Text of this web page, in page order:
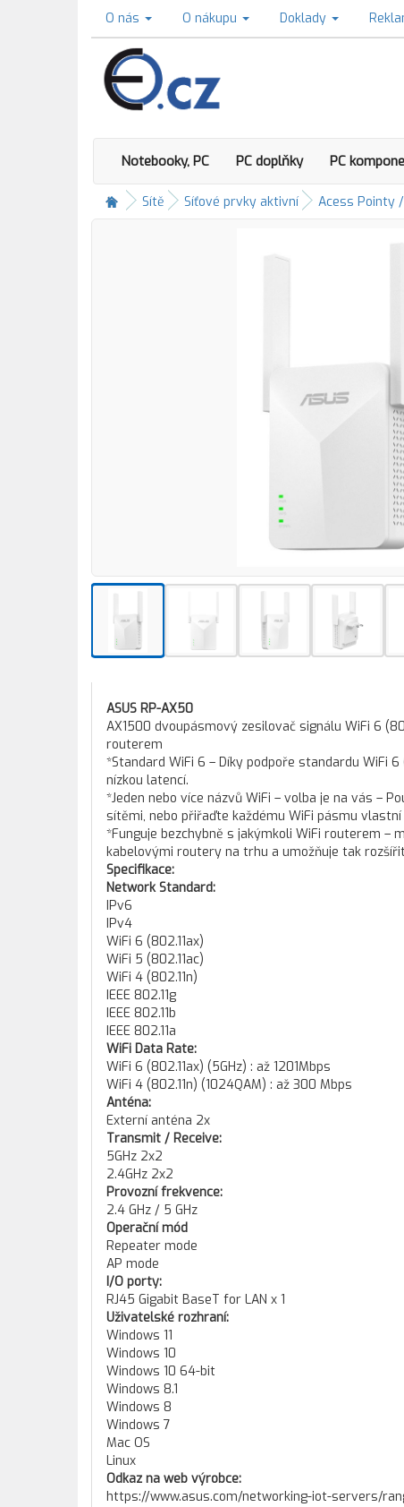
O nás O nákupu Doklady
Notebooky, PC PC doplňky PC
Sítě Síťové prvky aktivní Acess Pointy
ASUS RP-AX50
AX1500 dvoupásmový zesilovač signálu WiFi 6
routerem
*Standard WiFi 6 – Díky podpoře standardu WiFi
nízkou latencí.
*Jeden nebo více názvů WiFi – volba je na vás –
sítěmi, nebo přiřaďte každému WiFi pásmu
*Funguje bezchybně s jakýmkoli WiFi routerem –
kabelovými routery na trhu a umožňuje tak
Specifikace:
Network Standard:
IPv6
IPv4
WiFi 6 (802.11ax)
WiFi 5 (802.11ac)
WiFi 4 (802.11n)
IEEE 802.11g
IEEE 802.11b
IEEE 802.11a
WiFi Data Rate:
WiFi 6 (802.11ax) (5GHz) : až 1201Mbps
WiFi 4 (802.11n) (1024QAM) : až 300 Mbps
Anténa:
Externí anténa 2x
Transmit / Receive:
5GHz 2x2
2.4GHz 2x2
Provozní frekvence:
2.4 GHz / 5 GHz
Operační mód
Repeater mode
AP mode
I/O porty:
RJ45 Gigabit BaseT for LAN x 1
Uživatelské rozhraní:
Windows 11
Windows 10
Windows 10 64-bit
Windows 8.1
Windows 8
Windows 7
Mac OS
Linux
Odkaz na web výrobce:
https://www.asus.com/networking-iot-servers/